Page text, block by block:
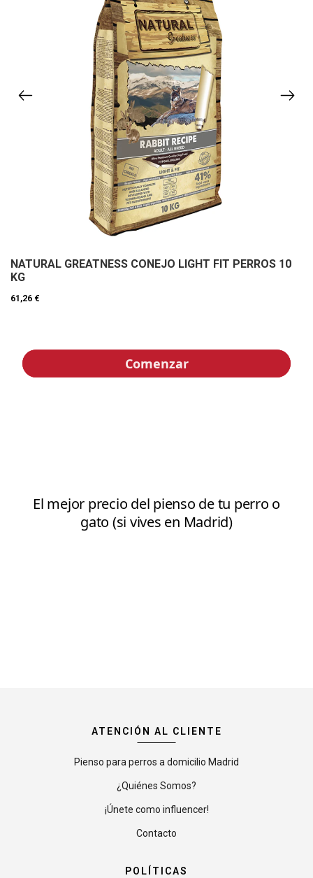
NATURAL GREATNESS CONEJO LIGHT FIT PERROS 10
KG
61,26 €
ATENCIÓN AL CLIENTE
Pienso para perros a domicilio Madrid
¿Quiénes Somos?
¡Únete como influencer!
Contacto
POLÍTICAS